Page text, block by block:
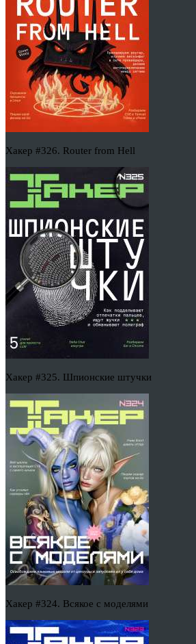
Хакер #326. Router from Hell
Хакер #325. Шпионские штучки
Хакер #324. Всякое с моделями